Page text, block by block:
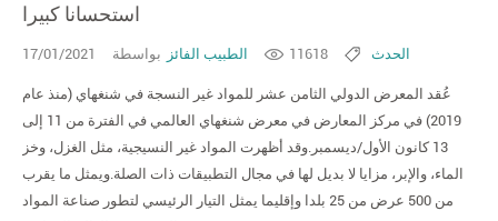
المصنوعة
القطن
المغزول
للفائز
تلقى
استحسانا
كبيرا
استحسانا كبيرا
17/01/2021 بواسطة الطبيب الفائز 11618 الحدث
عُقد المعرض الدولي الثامن عشر للمواد غير النسجة في شنغهاي (منذ عام
2019) في مركز المعارض في معرض شنغهاي العالمي في الفترة من 11 إلى
13 كانون الأول/ديسمبر.وقد أظهرت المواد غير النسيجية، مثل الغزل، وخز
الماء، والإبر، مزايا لا بديل لها في مجال التطبيقات ذات الصلة.ويمثل ما يقرب
من 500 عرض من 25 بلدا وإقليما يمثل التيار الرئيسي لتطور صناعة المواد